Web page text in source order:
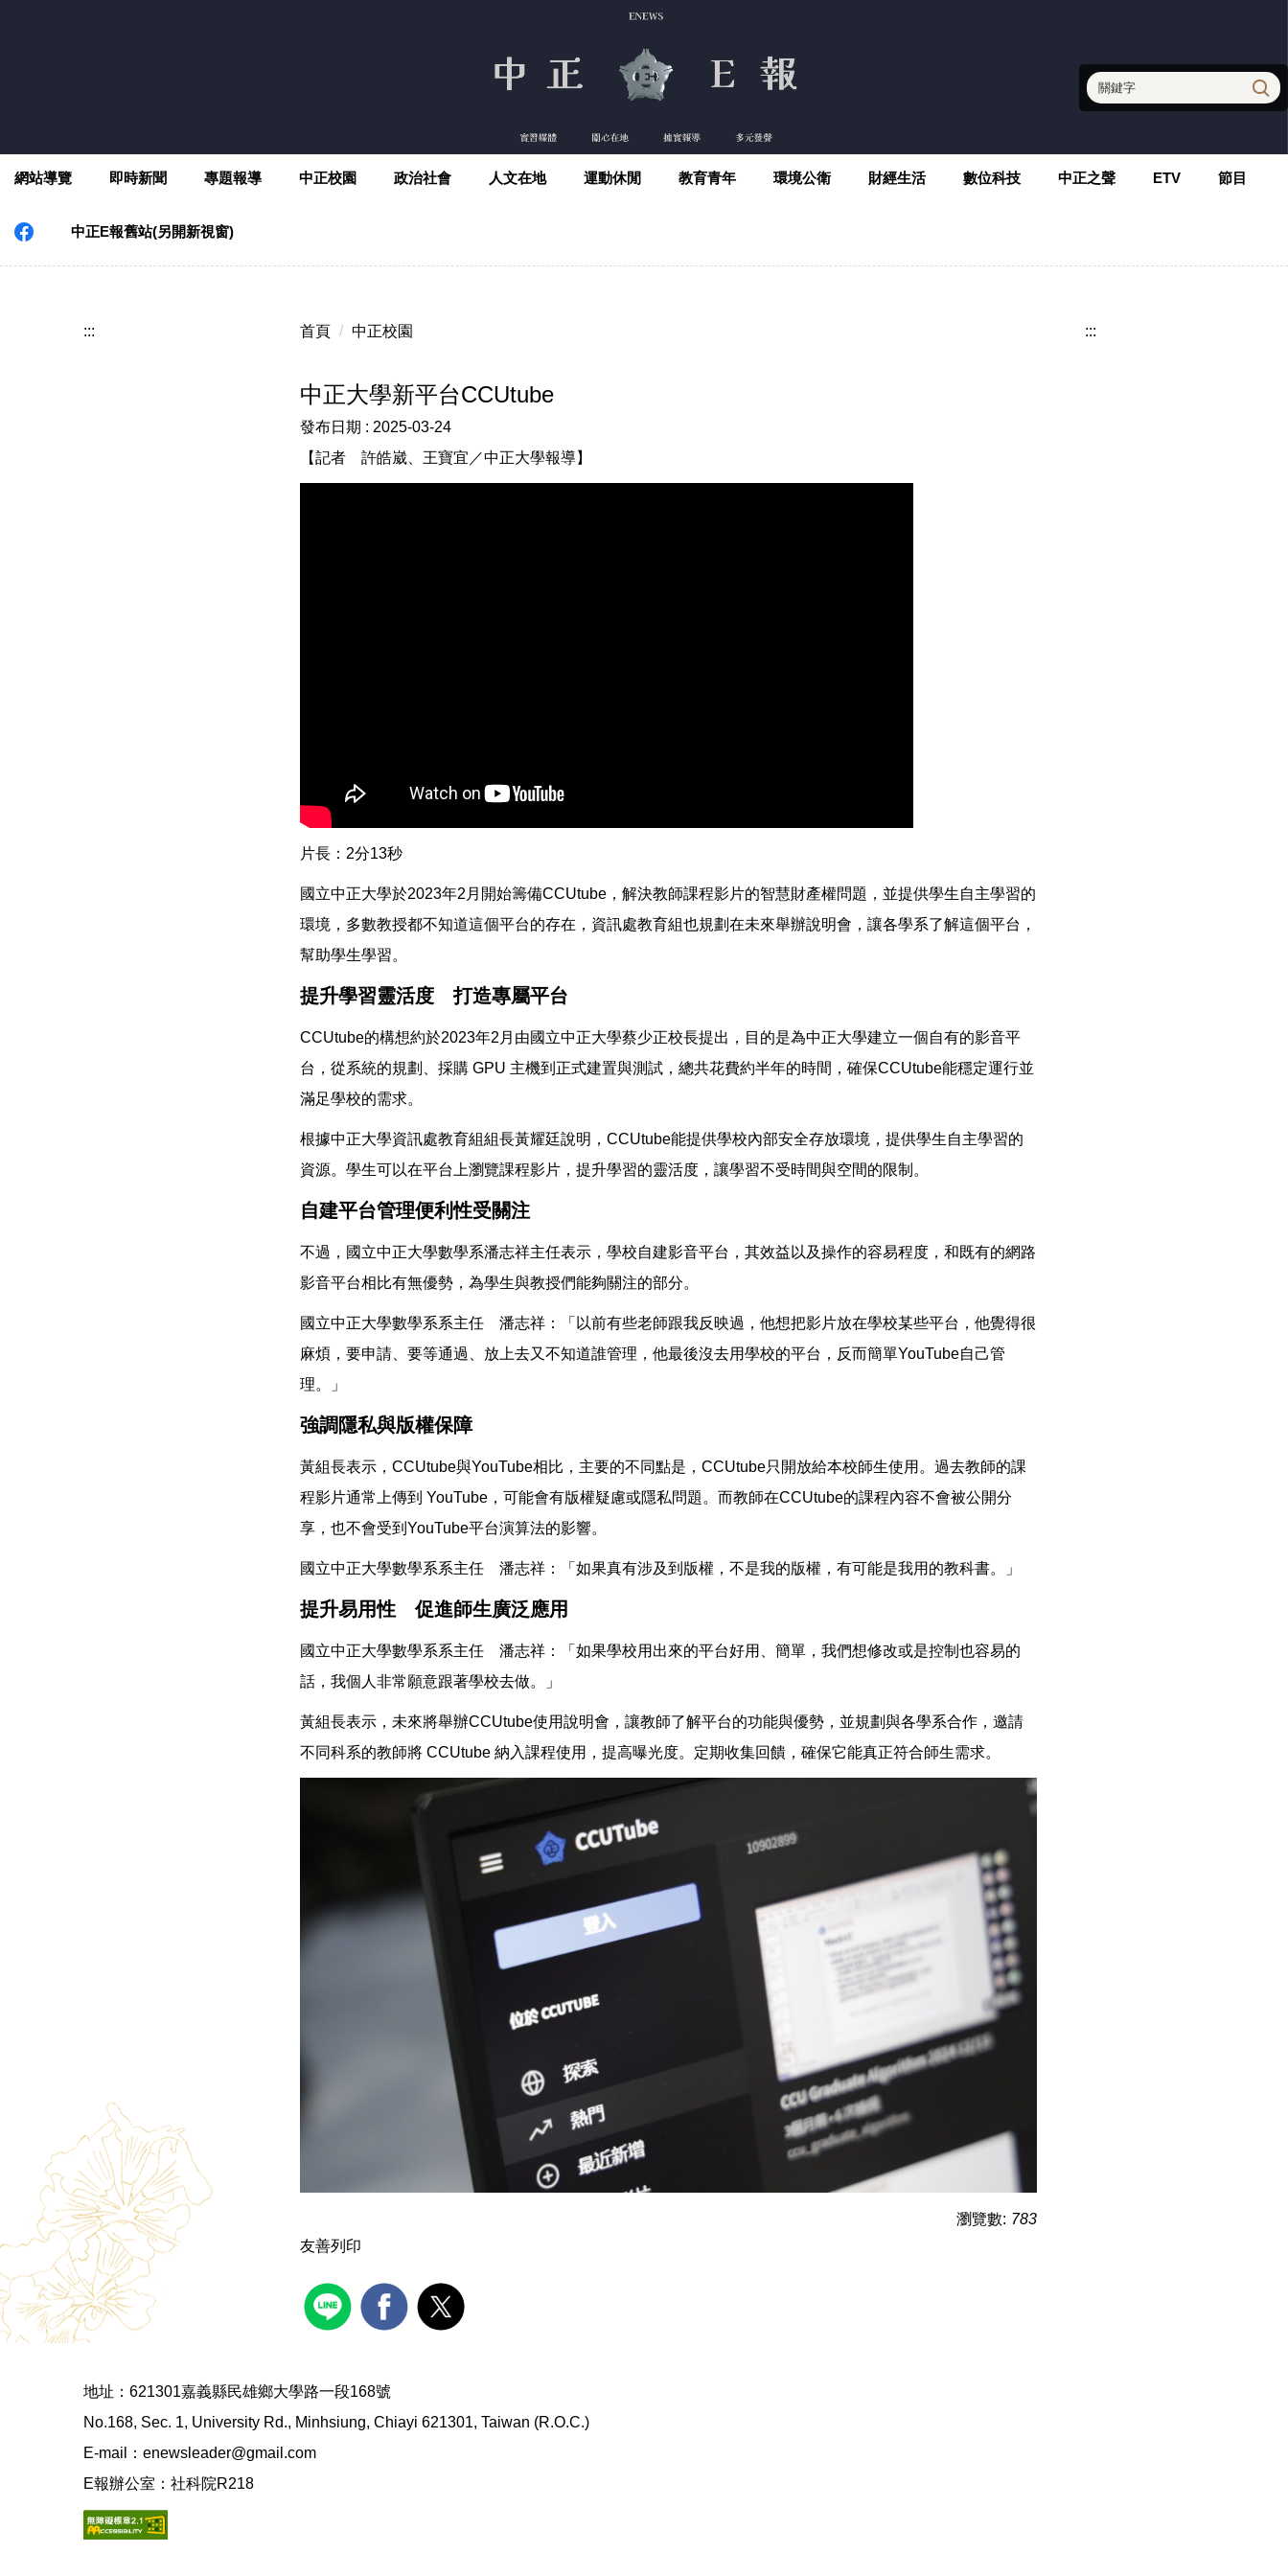
區
網站導覽
即時新聞 專題報導 中正校園 政治社會 人文在地 運動休閒 教育青年 環境公衛 財經生活 數位科技 中正之聲 ETV 節目
中正E報舊站(另開新視窗)
::: 首頁 中正校園
中正大學新平台CCUtube
發布日期 : 2025-03-24
【記者 許皓崴、王寶宜／中正大學報導】
片長：2分13秒
國立中正大學於2023年2月開始籌備CCUtube，解決教師課程影片的智慧財產權問題，並提供學生自主學習的
環境，多數教授都不知道這個平台的存在，資訊處教育組也規劃在未來舉辦說明會，讓各學系了解這個平台，
幫助學生學習。
提升學習靈活度 打造專屬平台
CCUtube的構想約於2023年2月由國立中正大學蔡少正校長提出，目的是為中正大學建立一個自有的影音平
台，從系統的規劃、採購 GPU 主機到正式建置與測試，總共花費約半年的時間，確保CCUtube能穩定運行並
滿足學校的需求。
根據中正大學資訊處教育組組長黃耀廷說明，CCUtube能提供學校內部安全存放環境，提供學生自主學習的
資源。學生可以在平台上瀏覽課程影片，提升學習的靈活度，讓學習不受時間與空間的限制。
自建平台管理便利性受關注
不過，國立中正大學數學系潘志祥主任表示，學校自建影音平台，其效益以及操作的容易程度，和既有的網路
影音平台相比有無優勢，為學生與教授們能夠關注的部分。
國立中正大學數學系系主任 潘志祥：「以前有些老師跟我反映過，他想把影片放在學校某些平台，他覺得很
麻煩，要申請、要等通過、放上去又不知道誰管理，他最後沒去用學校的平台，反而簡單YouTube自己管
理。」
強調隱私與版權保障
黃組長表示，CCUtube與YouTube相比，主要的不同點是，CCUtube只開放給本校師生使用。過去教師的課
程影片通常上傳到 YouTube，可能會有版權疑慮或隱私問題。而教師在CCUtube的課程內容不會被公開分
享，也不會受到YouTube平台演算法的影響。
國立中正大學數學系系主任 潘志祥：「如果真有涉及到版權，不是我的版權，有可能是我用的教科書。」
提升易用性 促進師生廣泛應用
國立中正大學數學系系主任 潘志祥：「如果學校用出來的平台好用、簡單，我們想修改或是控制也容易的
話，我個人非常願意跟著學校去做。」
黃組長表示，未來將舉辦CCUtube使用說明會，讓教師了解平台的功能與優勢，並規劃與各學系合作，邀請
不同科系的教師將 CCUtube 納入課程使用，提高曝光度。定期收集回饋，確保它能真正符合師生需求。
瀏覽數: 783
友善列印
:::
地址：621301嘉義縣民雄鄉大學路一段168號
No.168, Sec. 1, University Rd., Minhsiung, Chiayi 621301, Taiwan (R.O.C.)
E-mail：enewsleader@gmail.com
E報辦公室：社科院R218